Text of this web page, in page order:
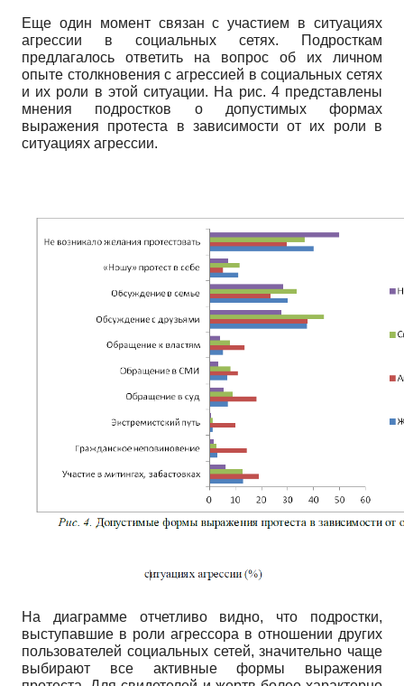
Еще один момент связан с участием в ситуациях
агрессии в социальных сетях. Подросткам
предлагалось ответить на вопрос об их личном
опыте столкновения с агрессией в социальных сетях
и их роли в этой ситуации. На рис. 4 представлены
мнения подростков о допустимых формах
выражения протеста в зависимости от их роли в
ситуациях агрессии.
На диаграмме отчетливо видно, что подростки,
выступавшие в роли агрессора в отношении других
пользователей социальных сетей, значительно чаще
выбирают все активные формы выражения